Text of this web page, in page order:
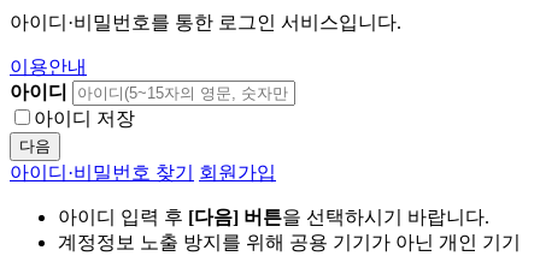
아이디·비밀번호를 통한 로그인 서비스입니다.
이용안내
아이디
아이디 저장
다음
아이디·비밀번호 찾기 회원가입
아이디 입력 후 [다음] 버튼을 선택하시기 바랍니다.
계정정보 노출 방지를 위해 공용 기기가 아닌 개인 기기